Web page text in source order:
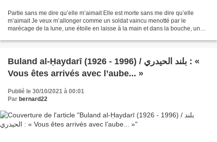
Partie sans me dire qu’elle m’aimait Elle est morte sans me dire qu’elle
m’aimait Je veux m’allonger comme un soldat vaincu menotté par le
marécage de la lune, une étoile en laisse à la main et dans la bouche, un
Buland al-Ḥaydarī (1926 - 1996) / بلند الحيدري : «
Vous êtes arrivés avec l’aube... »
Publié le 30/10/2021 à 00:01
Par bernard22